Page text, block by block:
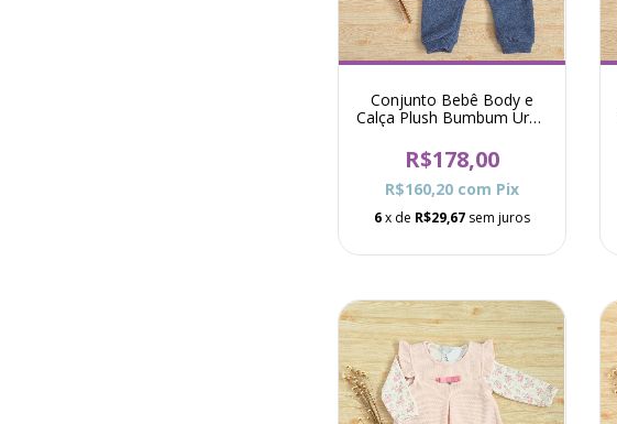
Conjunto Bebê Body e
Calça Plush Bumbum Urso
R$178,00
R$160,20 com Pix
6x de R$29,67 sem juros